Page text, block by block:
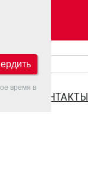
КОНТАКТЫ
время в